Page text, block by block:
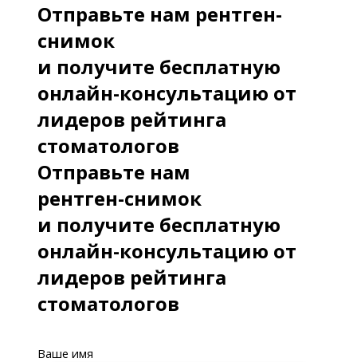
Отправьте нам рентген-
снимок
и получите бесплатную
онлайн-консультацию от
лидеров рейтинга
стоматологов
Отправьте нам
рентген-снимок
и получите бесплатную
онлайн-консультацию от
лидеров рейтинга
стоматологов
Ваше имя